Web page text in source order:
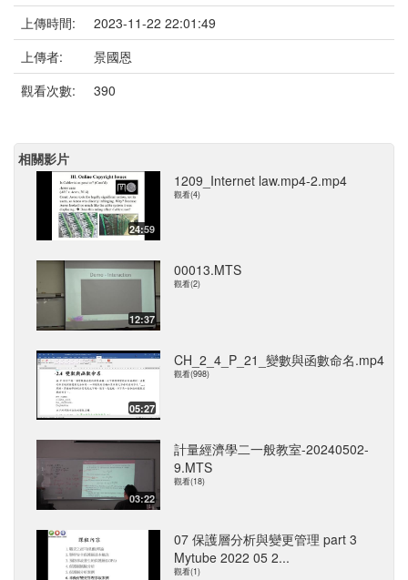
上傳時間:
2023-11-22 22:01:49
上傳者:
景國恩
觀看次數:
390
相關影片
24:59
1209_Internet law.mp4-2.mp4
觀看(4)
12:37
00013.MTS
觀看(2)
05:27
CH_2_4_P_21_變數與函數命名.mp4
觀看(998)
03:22
計量經濟學二一般教室-20240502-
9.MTS
觀看(18)
07 保護層分析與變更管理 part 3
Mytube 2022 05 2...
觀看(1)